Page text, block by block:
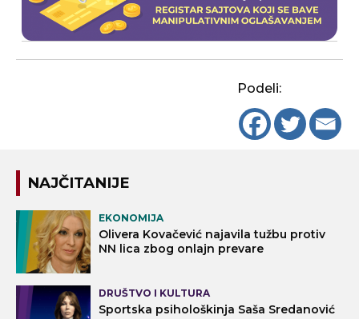
Podeli:
NAJČITANIJE
EKONOMIJA
Olivera Kovačević najavila tužbu protiv
NN lica zbog onlajn prevare
DRUŠTVO I KULTURA
Sportska psihološkinja Saša Sredanović